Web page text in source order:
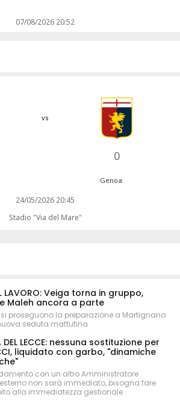
07/08/2026 20:52
vs
0
Genoa
24/05/2026 20:45
Stadio "Via del Mare"
LAVORO: Veiga torna in gruppo,
Maleh ancora a parte
proseguono la preparazione a Martignano:
seduta mattutina
DEL LECCE: nessuna sostituzione per
liquidato con garbo, "dinamiche
con un altro Amministratore
non sarà immediato, bisogna fare
alla immediatezza gestionale